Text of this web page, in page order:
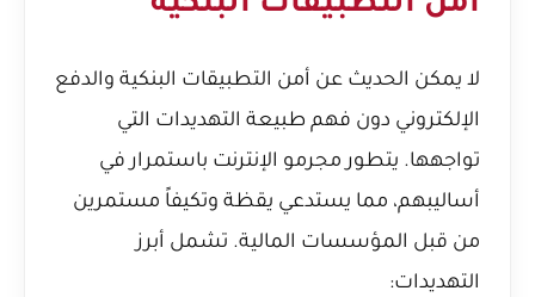
لا يمكن الحديث عن أمن التطبيقات البنكية والدفع
الإلكتروني دون فهم طبيعة التهديدات التي
تواجهها. يتطور مجرمو الإنترنت باستمرار في
أساليبهم، مما يستدعي يقظة وتكيفاً مستمرين
من قبل المؤسسات المالية. تشمل أبرز
التهديدات: